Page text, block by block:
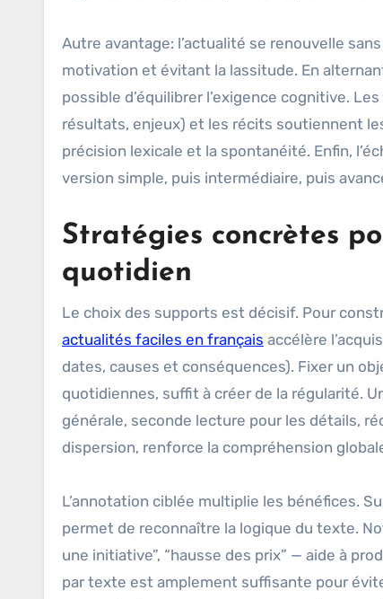
Autre avantage: l’actualité se renouvelle
motivation et évitant la lassitude. En
possible d’équilibrer l’exigence cognitive.
résultats, enjeux) et les récits soutiennent
précision lexicale et la spontanéité. Enfin,
version simple, puis intermédiaire, puis
Stratégies concrètes
quotidien
Le choix des supports est décisif. Pour
actualités faciles en français accélère
dates, causes et conséquences). Fixer un
quotidiennes, suffit à créer de la régularité.
générale, seconde lecture pour les détails,
dispersion, renforce la compréhension
L’annotation ciblée multiplie les bénéfices.
permet de reconnaître la logique du texte.
une initiative”, “hausse des prix” — aide à
par texte est amplement suffisante pour